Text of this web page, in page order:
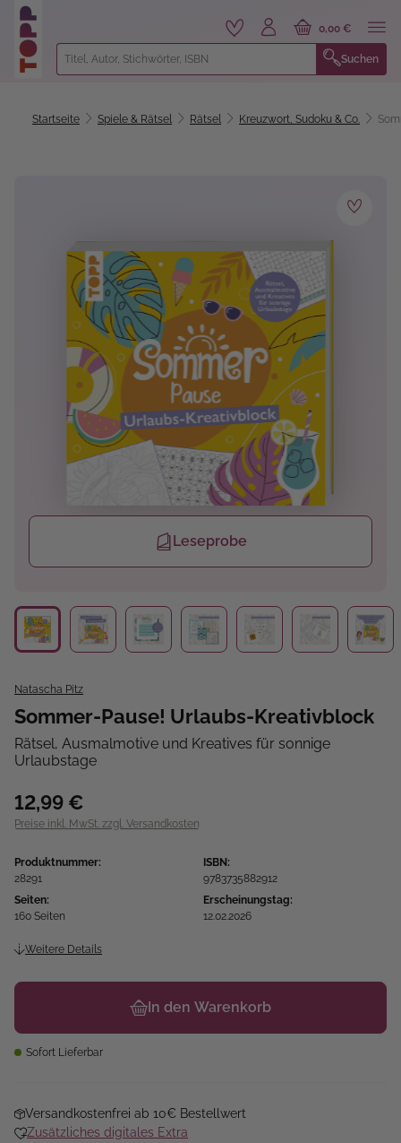
springen
Suchen
0,00 €
Startseite Spiele & Rätsel Rätsel Kreuzwort, Sudoku & Co.
Leseprobe
Natascha Pitz
Sommer-Pause! Urlaubs-Kreativblock
Rätsel, Ausmalmotive und Kreatives für sonnige
Urlaubstage
12,99 €
Preise inkl. MwSt. zzgl. Versandkosten
Produktnummer:
28291
ISBN:
9783735882912
Seiten:
160 Seiten
Erscheinungstag:
12.02.2026
Weitere Details
In den Warenkorb
Sofort Lieferbar
Versandkostenfrei ab 10€ Bestellwert
Zusätzliches digitales Extra